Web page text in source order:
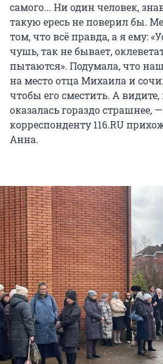
самого... Ни один человек,
такую ересь не поверил бы.
том, что всё правда, а я ему:
чушь, так не бывает,
пытаются». Подумала, что
на место отца Михаила и
чтобы его сместить. А видите,
оказалась гораздо страшнее,
корреспонденту 116.RU
Анна.